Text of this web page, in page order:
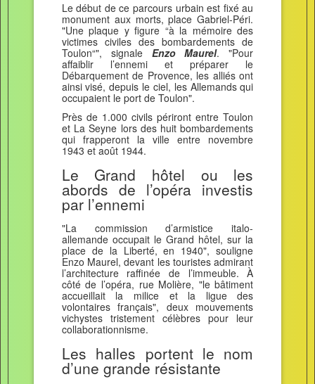
Le début de ce parcours urbain est fixé au
monument aux morts, place Gabriel-Péri.
"Une plaque y figure “à la mémoire des
victimes civiles des bombardements de
Toulon“", signale Enzo Maurel. "Pour
affaiblir l’ennemi et préparer le
Débarquement de Provence, les alliés ont
ainsi visé, depuis le ciel, les Allemands qui
occupaient le port de Toulon".
Près de 1.000 civils périront entre Toulon
et La Seyne lors des huit bombardements
qui frapperont la ville entre novembre
1943 et août 1944.
Le Grand hôtel ou les
abords de l’opéra investis
par l’ennemi
"La commission d’armistice italo-
allemande occupait le Grand hôtel, sur la
place de la Liberté, en 1940", souligne
Enzo Maurel, devant les touristes admirant
l’architecture raffinée de l’immeuble. À
côté de l’opéra, rue Molière, "le bâtiment
accueillait la milice et la ligue des
volontaires français", deux mouvements
vichystes tristement célèbres pour leur
collaborationnisme.
Les halles portent le nom
d’une grande résistante